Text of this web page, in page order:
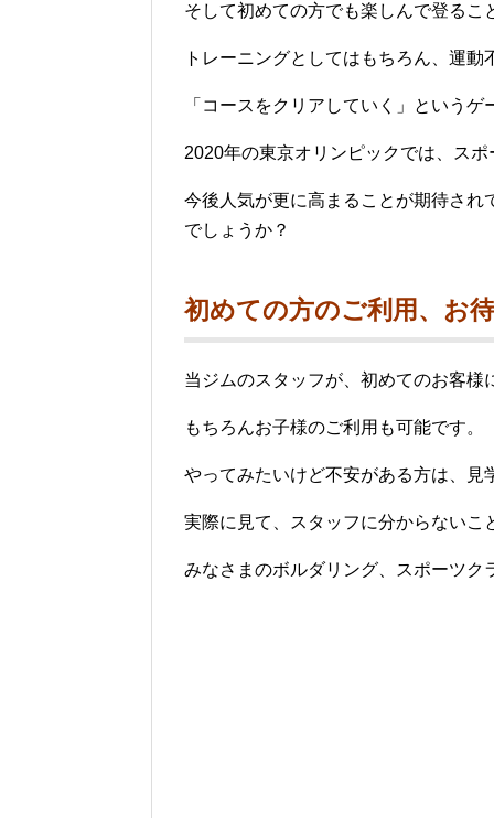
そして初めての方でも楽しんで登るこ
トレーニングとしてはもちろん、運
「コースをクリアしていく」という
2020年の東京オリンピックでは、ス
今後人気が更に高まることが期待さ
でしょうか？
初めての方のご利用、お
当ジムのスタッフが、初めてのお客
もちろんお子様のご利用も可能です。
やってみたいけど不安がある方は、見
実際に見て、スタッフに分からないこ
みなさまのボルダリング、スポーツ